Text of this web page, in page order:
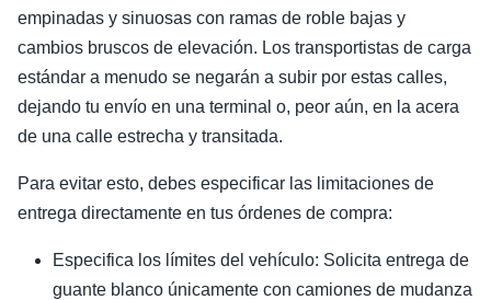
empinadas y sinuosas con ramas de roble bajas y
cambios bruscos de elevación. Los transportistas de carga
estándar a menudo se negarán a subir por estas calles,
dejando tu envío en una terminal o, peor aún, en la acera
de una calle estrecha y transitada.
Para evitar esto, debes especificar las limitaciones de
entrega directamente en tus órdenes de compra:
Especifica los límites del vehículo: Solicita entrega de
guante blanco únicamente con camiones de mudanza